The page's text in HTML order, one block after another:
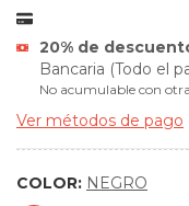
20% de
Bancaria (Todo el
No acumulable con
Ver métodos de pago
COLOR: NEGRO